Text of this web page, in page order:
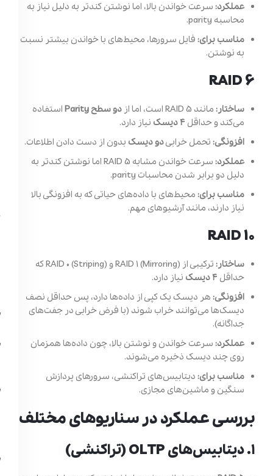
عملکرد: سرعت خواندن بالا، اما نوشتن کندتر به دلیل نیاز به
محاسبه parity.
مناسب برای: فایل سرورها، محیط‌های با خواندن بیشتر نسبت
به نوشتن.
RAID 6
ساختار: مانند RAID 5 است، اما از دو سطح Parity
استفاده
می‌کند و حداقل ۴ دیسک
نیاز دارد.
افزونگی: تحمل خرابیدو دیسک بدون از دست دادن اطلاعات.
عملکرد:
سرعت خواندن مشابه RAID 5 اما نوشتن کندتر به
دلیل دو برابر شدن محاسبات parity.
مناسب برای: محیط‌های با داده‌های حیاتی که به افزونگی بالا
نیاز دارند، مانند آرشیوهای مهم.
RAID 10
ساختار:
ترکیبی از RAID 1 (Mirroring) و RAID 0 (Striping) که
حداقل ۴ دیسک
نیاز دارد.
افزونگی: هر دیسک یک کپی از داده‌ها دارد، پس حداقل نصف
دیسک‌ها می‌توانند خراب شوند (با فرض خرابی در جفت‌های
جداگانه).
عملکرد: سرعت خواندن و نوشتن بالا، چون داده‌ها همزمان
روی چند دیسک ذخیره می‌شوند.
مناسب برای: دیتابیس‌های تراکنشی، سرورهای پردازش
سنگین و ماشین‌های مجازی.
بررسی عملکرد در سناریوهای مختلف
۱. دیتابیس‌های OLTP (تراکنشی)